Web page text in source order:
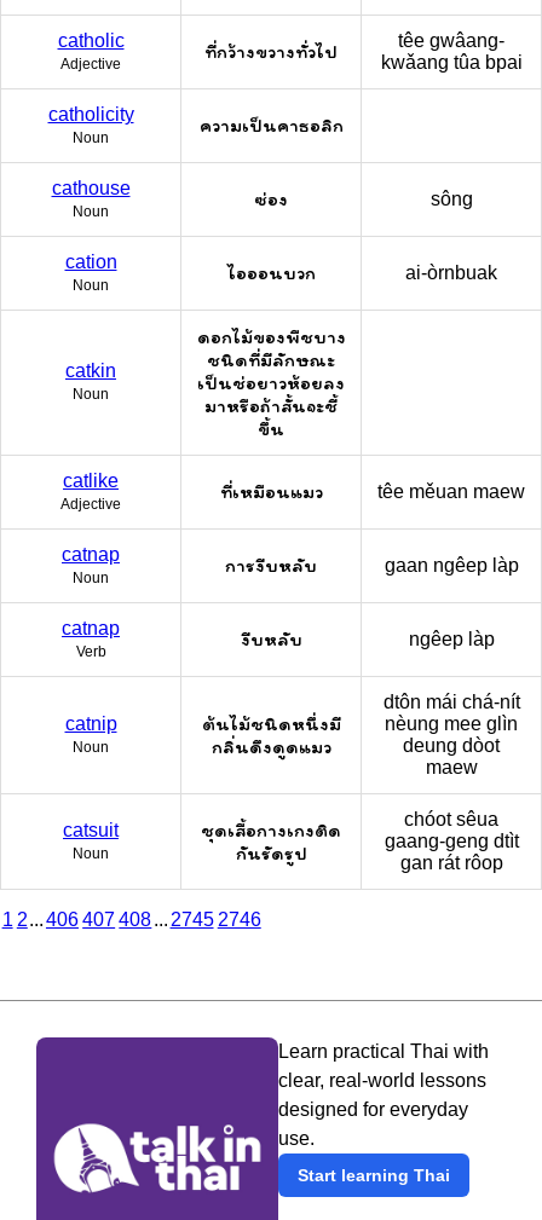
catholic
Adjective
ที่กว้างขวางทั่วไป
têe gwâang-
kwǎang tûa bpai
catholicity
Noun
ความเป็นคาธอลิก
cathouse
Noun
ซ่อง sông
cation
Noun
ไอออนบวก ai-òrnbuak
catkin
Noun
ดอกไม้ของพืชบาง
ชนิดที่มีลักษณะ
เป็นช่อยาวห้อยลง
มาหรือถ้าสั้นจะชี้
ขึ้น
catlike
Adjective
ที่เหมือนแมว têe měuan maew
catnap
Noun
การงีบหลับ gaan ngêep làp
catnap
Verb
งีบหลับ ngêep làp
catnip
Noun
ต้นไม้ชนิดหนึ่งมี
กลิ่นดึงดูดแมว
dtôn mái chá-nít
nèung mee glìn
deung dòot
maew
catsuit
Noun
ชุดเสื้อกางเกงติด
กันรัดรูป
chóot sêua
gaang-geng dtìt
gan rát rôop
1 2...406407408... 2745 2746
Learn practical Thai with
clear, real-world lessons
designed for everyday
use.
Start learning Thai